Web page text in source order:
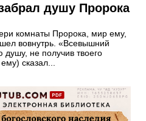
душу Пророка
комнаты Пророка, мир ему,
вовнутрь. «Всевышний
душу, не получив твоего
сказал...